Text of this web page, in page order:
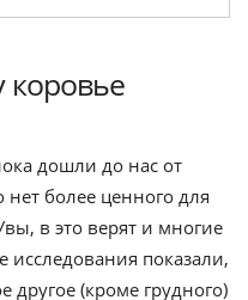
коровье
дошли до нас от
более ценного для
в это верят и многие
показали,
другое (кроме грудного)